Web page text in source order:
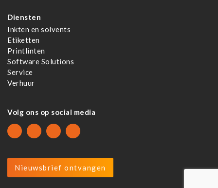
Diensten
Inkten en solvents
Etiketten
Printlinten
Software Solutions
Service
Verhuur
Volg ons op social media
Nieuwsbrief ontvangen